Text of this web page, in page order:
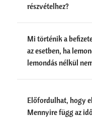
részvételhez?
Mi történik a
az esetben, ha
lemondás nélkül
Előfordulhat, hogy
Mennyire függ az